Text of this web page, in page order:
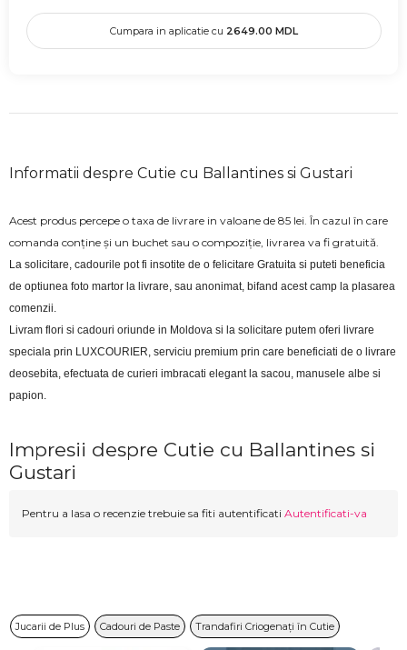
Cumpara in aplicatie cu 2649.00 MDL
Informatii despre Cutie cu Ballantines si Gustari
Acest produs percepe o taxa de livrare in valoane de 85 lei. În cazul în care
comanda conține și un buchet sau o compoziție, livrarea va fi gratuită.
La solicitare, cadourile pot fi insotite de o felicitare Gratuita si puteti beneficia
de optiunea foto martor la livrare, sau anonimat, bifand acest camp la plasarea
comenzii.
Livram flori si cadouri oriunde in Moldova si la solicitare putem oferi livrare
speciala prin LUXCOURIER, serviciu premium prin care beneficiati de o livrare
deosebita, efectuata de curieri imbracati elegant la sacou, manusele albe si
papion.
Impresii despre Cutie cu Ballantines si
Gustari
Pentru a lasa o recenzie trebuie sa fiti autentificati Autentificati-va
Jucarii de Plus Cadouri de Paste Trandafiri Criogenați în Cutie